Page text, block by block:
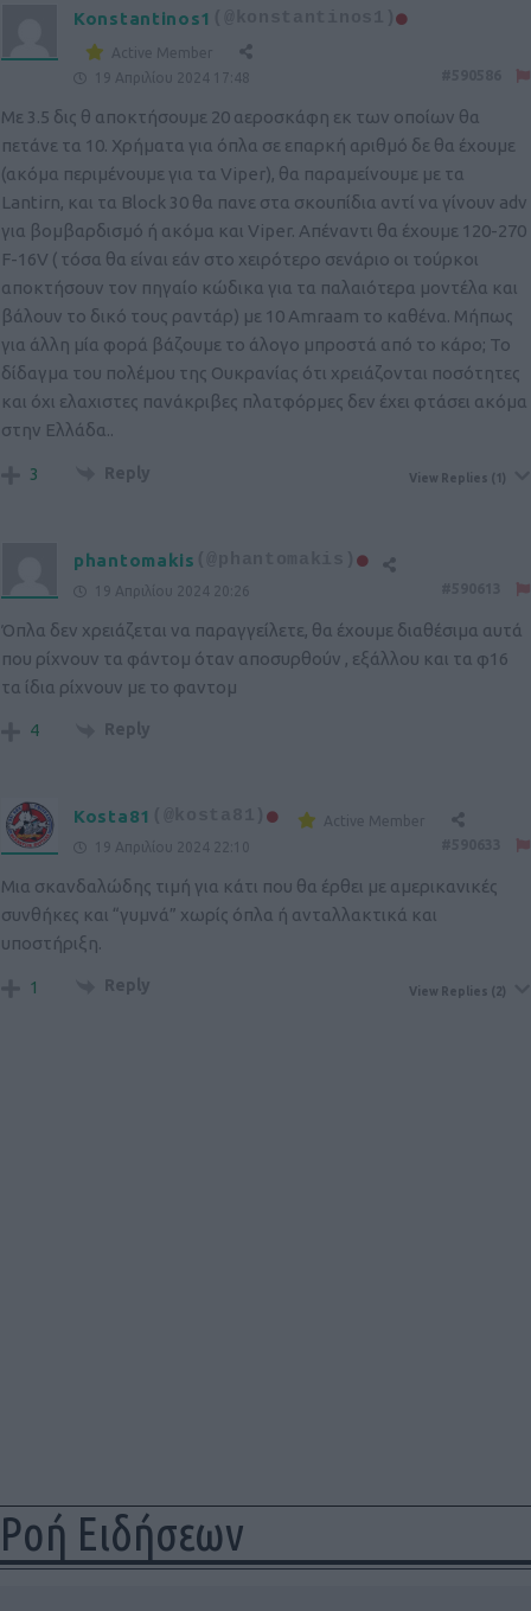
Ροή Ειδήσεων
Konstantinos1 (@konstantinos1)
Active Member
19 Απριλίου 2024 17:48
Με 3.5 δις θ αποκτήσουμε 20 αεροσκάφη εκ των οποίων θα
πετάνε τα 10. Χρήματα για όπλα σε επαρκή αριθμό δε θα έχουμε
(ακόμα περιμένουμε για τα Viper), θα παραμείνουμε με τα
Lantirn, και τα Block 30 θα πανε στα σκουπίδια αντί να γίνουν adv
για βομβαρδισμό ή ακόμα και Viper. Απέναντι θα έχουμε 120-270
F-16V ( τόσα θα είναι εάν στο χειρότερο σενάριο οι τούρκοι
αποκτήσουν τον πηγαίο κώδικα για τα παλαιότερα μοντέλα και
βάλουν το δικό τους ραντάρ) με 10 Αmraam το καθένα. Μήπως
για άλλη μία φορά βάζουμε το άλογο μπροστά από το κάρο; Το
δίδαγμα του πολέμου της Ουκρανίας ότι χρειάζονται ποσότητες
και όχι ελαχιστες πανάκριβες πλατφόρμες δεν έχει φτάσει ακόμα
στην Ελλάδα..
3 Reply View Replies (1)
phantomakis
19 Απριλίου 2024 20:26
Όπλα δεν χρειάζεται να παραγγείλετε, θα έχουμε διαθέσιμα αυτά
που ρίχνουν τα φάντομ όταν αποσυρθούν , εξάλλου και τα φ16
τα ίδια ρίχνουν με το φαντομ
4 Reply
Kosta81
Active Member
19 Απριλίου 2024 22:10
Μια σκανδαλώδης τιμή για κάτι που θα έρθει με αμερικανικές
συνθήκες και “γυμνά” χωρίς όπλα ή ανταλλακτικά και
υποστήριξη.
1 Reply View Replies (2)